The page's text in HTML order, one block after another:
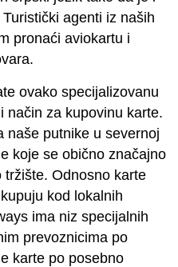
agenti iz naših
pronaći aviokartu i
ovako specijalizovanu
način za kupovinu karte.
naše putnike u severnoj
koje se obično značajno
tržište. Odnosno karte
kod lokalnih
ima niz specijalnih
prevoznicima po
karte po posebno